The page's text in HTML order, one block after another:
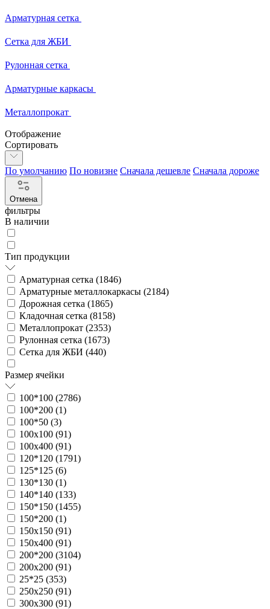
Арматурная сетка
Сетка для ЖБИ
Рулонная сетка
Арматурные каркасы
Металлопрокат
Отображение
Сортировать
По умолчанию По новизне Сначала дешевле Сначала дороже
Отмена
фильтры
В наличии
Тип продукции
Арматурная сетка (1846)
Арматурные металлокаркасы (2184)
Дорожная сетка (1865)
Кладочная сетка (8158)
Металлопрокат (2353)
Рулонная сетка (1673)
Сетка для ЖБИ (440)
Размер ячейки
100*100 (2786)
100*200 (1)
100*50 (3)
100х100 (91)
100х400 (91)
120*120 (1791)
125*125 (6)
130*130 (1)
140*140 (133)
150*150 (1455)
150*200 (1)
150х150 (91)
150х400 (91)
200*200 (3104)
200х200 (91)
25*25 (353)
250х250 (91)
300х300 (91)